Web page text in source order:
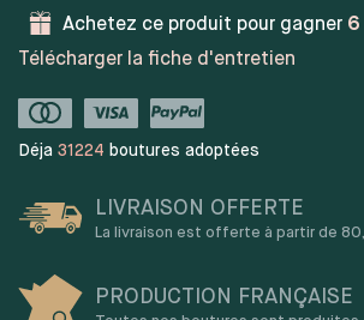
Achetez ce produit pour gagner 6
Télécharger la fiche d'entretien
Déja 31224 boutures adoptées
LIVRAISON OFFERTE
La livraison est offerte à partir de
PRODUCTION FRANÇAISE